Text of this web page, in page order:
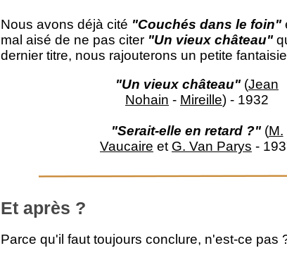
Nous avons déjà cité "Couchés dans le foin"
mal aisé de ne pas citer "Un vieux château"
dernier titre, nous rajouterons un petite
"Un vieux château" (Jean
Nohain - Mireille) - 1932
"Serait-elle en retard ?"(M.
Vaucaire et G. Van Parys -
Et après ?
Parce qu'il faut toujours conclure, n'est-ce pas